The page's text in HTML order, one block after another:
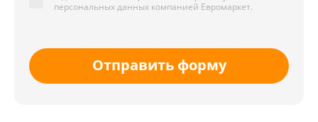
персональных данных компанией Евромаркет.
Отправить форму